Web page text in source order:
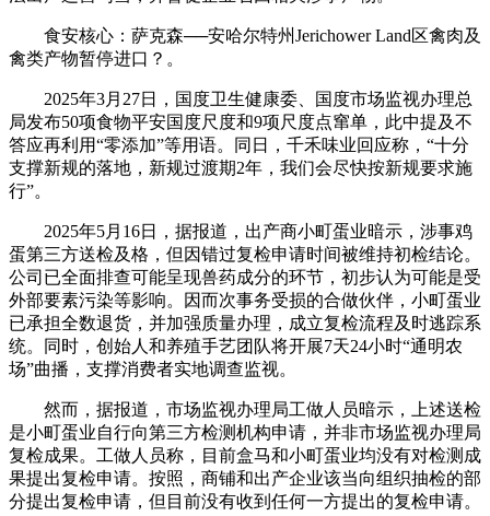
食安核心：萨克森──安哈尔特州Jerichower Land区禽肉及
禽类产物暂停进口？。
2025年3月27日，国度卫生健康委、国度市场监视办理总
局发布50项食物平安国度尺度和9项尺度点窜单，此中提及不
答应再利用“零添加”等用语。同日，千禾味业回应称，“十分
支撑新规的落地，新规过渡期2年，我们会尽快按新规要求施
行”。
2025年5月16日，据报道，出产商小町蛋业暗示，涉事鸡
蛋第三方送检及格，但因错过复检申请时间被维持初检结论。
公司已全面排查可能呈现兽药成分的环节，初步认为可能是受
外部要素污染等影响。因而次事务受损的合做伙伴，小町蛋业
已承担全数退货，并加强质量办理，成立复检流程及时逃踪系
统。同时，创始人和养殖手艺团队将开展7天24小时“通明农
场”曲播，支撑消费者实地调查监视。
然而，据报道，市场监视办理局工做人员暗示，上述送检
是小町蛋业自行向第三方检测机构申请，并非市场监视办理局
复检成果。工做人员称，目前盒马和小町蛋业均没有对检测成
果提出复检申请。按照，商铺和出产企业该当向组织抽检的部
分提出复检申请，但目前没有收到任何一方提出的复检申请。